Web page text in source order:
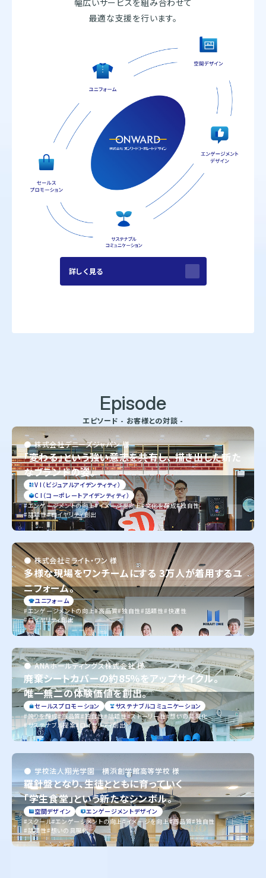
最適な支援を行います。
詳しく見る
Episode
エピソード - お客様との対談 -
株式会社デニーズジャパン 様
「変わる」という強い意志を共有し、 描き出した新た
なブランドの姿。
V I（ビジュアルアイデンティティ）
C I（コーポレートアイデンティティ）
エンゲージメントの向上 イメージを向上 文化を醸成 独自性
話題性 ロイヤリティ創出
株式会社ミライト・ワン 様
多様な現場をワンチームにする 3万人が着用するユ
ニフォーム。
ユニフォーム
エンゲージメントの向上 高品質 独自性 話題性 快適性
ロイヤリティ創出
ANAホールディングス株式会社 様
廃棄シートカバーの約85％をアップサイクル。
唯一無二の体験価値を創出。
セールスプロモーション
サステナブルコミュニケーション
誇りを醸成 高品質 独自性 話題性 ストーリー性 想いの具現化
サステナブル提案 ロイヤリティ創出
学校法人翔光学園 横浜創学館高等学校 様
羅針盤となり、生徒とともに育っていく
「学生食堂」という新たなシンボル。
空間デザイン
エンゲージメントデザイン
スクール エンゲージメントの向上 イメージを向上 高品質 独自性
話題性 想いの具現化